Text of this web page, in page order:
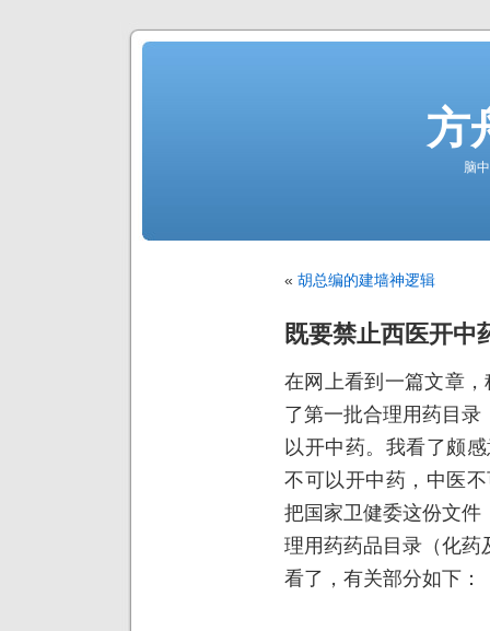
方
脑
« 胡总编的建墙神逻辑
既要禁止西医开中
在网上看到一篇文章
了第一批合理用药目
以开中药。我看了颇
不可以开中药，中医
把国家卫健委这份文件
理用药药品目录（化药
看了，有关部分如下：